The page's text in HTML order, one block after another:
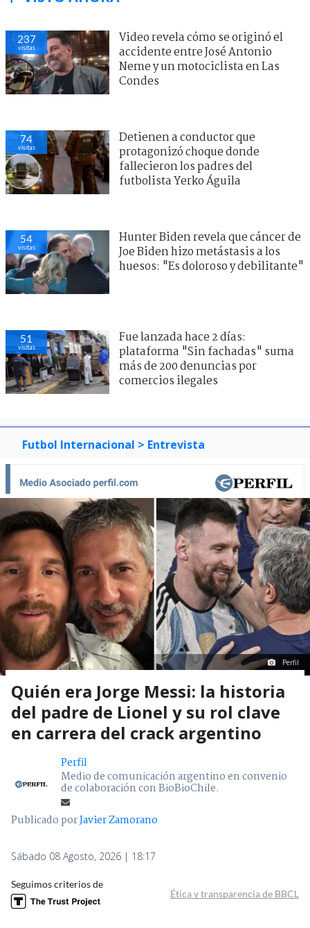
237
visitas
Video revela cómo se originó el
accidente entre José Antonio
Neme y un motociclista en Las
Condes
74
visitas
Detienen a conductor que
protagonizó choque donde
fallecieron los padres del
futbolista Yerko Águila
54
visitas
Hunter Biden revela que cáncer de
Joe Biden hizo metástasis a los
huesos: "Es doloroso y debilitante"
51
visitas
Fue lanzada hace 2 días:
plataforma "Sin fachadas" suma
más de 200 denuncias por
comercios ilegales
Futbol Internacional > Entrevista
Perfil
Quién era Jorge Messi: la historia
del padre de Lionel y su rol clave
en carrera del crack argentino
Perfil
Medio de comunicación argentino en convenio
de colaboración con BioBioChile.
Publicado porJavier Zamorano
Sábado 08 Agosto, 2026 | 18:17
Seguimos criterios de
Ética y transparencia de BBCL